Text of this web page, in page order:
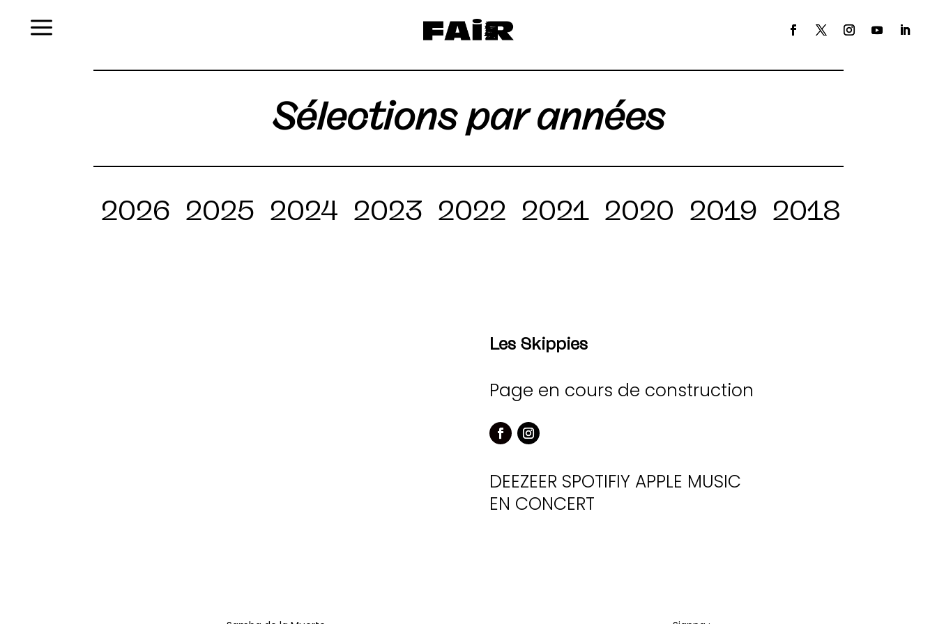
Sélections par années
2026 2025 2024 2023 2022 2021 2020 2019 2018
Les Skippies
Page en cours de construction
DEEZEER SPOTIFIY APPLE MUSIC
EN CONCERT